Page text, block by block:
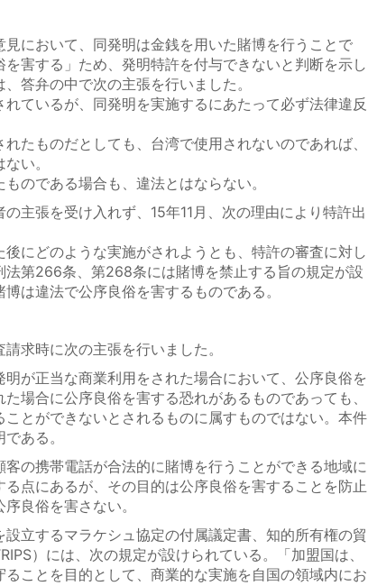
において、同発明は金銭を用いた賭博を行うことで
を害する」ため、発明特許を付与できないと判断を示し
答弁の中で次の主張を行いました。
れているが、同発明を実施するにあたって必ず法律違反
たものだとしても、台湾で使用されないのであれば、
い。
のである場合も、違法とはならない。
主張を受け入れず、15年11月、次の理由により特許出
後にどのような実施がされようとも、特許の審査に対し
法第266条、第268条には賭博を禁止する旨の規定が設
は違法で公序良俗を害するものである。
求時に次の主張を行いました。
明が正当な商業利用をされた場合において、公序良俗を
場合に公序良俗を害する恐れがあるものであっても、
とができないとされるものに属すものではない。本件
ある。
客の携帯電話が合法的に賭博を行うことができる地域に
点にあるが、その目的は公序良俗を害することを防止
良俗を害さない。
設立するマラケシュ協定の付属議定書、知的所有権の貿
）には、次の規定が設けられている。「加盟国は、
ことを目的として、商業的な実施を自国の領域内にお